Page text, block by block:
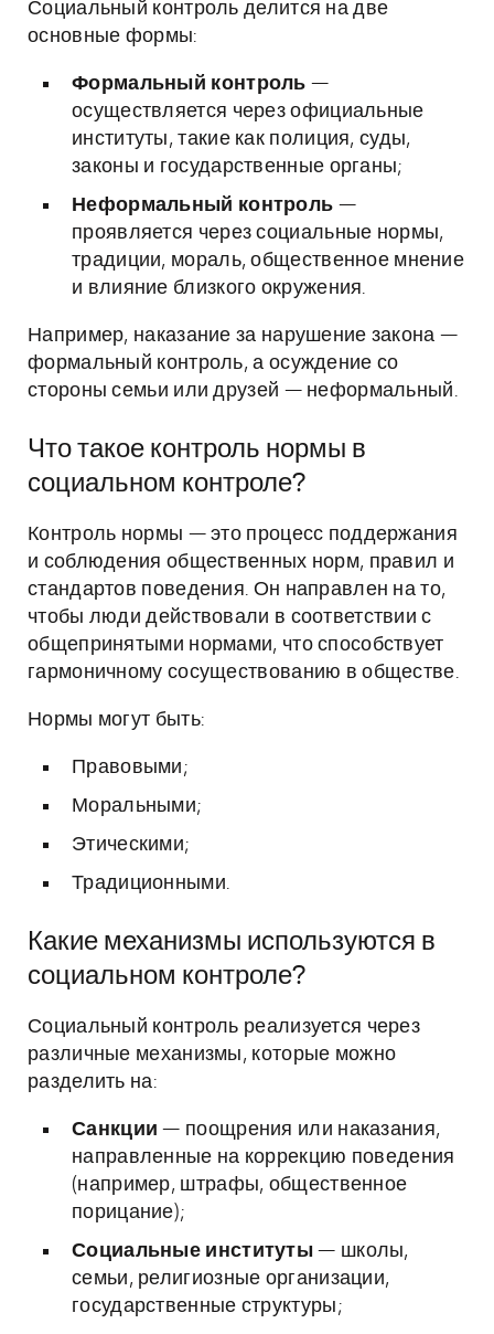
Социальный контроль делится на две
основные формы:
Формальный контроль —
осуществляется через официальные
институты, такие как полиция, суды,
законы и государственные органы;
Неформальный контроль —
проявляется через социальные нормы,
традиции, мораль, общественное мнение
и влияние близкого окружения.
Например, наказание за нарушение закона —
формальный контроль, а осуждение со
стороны семьи или друзей — неформальный.
Что такое контроль нормы в
социальном контроле?
Контроль нормы — это процесс поддержания
и соблюдения общественных норм, правил и
стандартов поведения. Он направлен на то,
чтобы люди действовали в соответствии с
общепринятыми нормами, что способствует
гармоничному сосуществованию в обществе.
Нормы могут быть:
Правовыми;
Моральными;
Этическими;
Традиционными.
Какие механизмы используются в
социальном контроле?
Социальный контроль реализуется через
различные механизмы, которые можно
разделить на:
Санкции — поощрения или наказания,
направленные на коррекцию поведения
(например, штрафы, общественное
порицание);
Социальные институты — школы,
семьи, религиозные организации,
государственные структуры;